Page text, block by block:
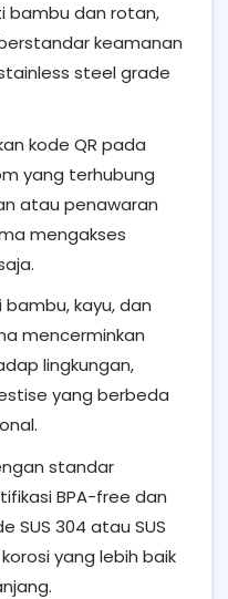
bambu dan rotan,
keamanan
steel grade
kode QR pada
yang terhubung
atau penawaran
mengakses
kayu, dan
mencerminkan
lingkungan,
yang berbeda
standar
BPA-free dan
SUS 304 atau SUS
yang lebih baik